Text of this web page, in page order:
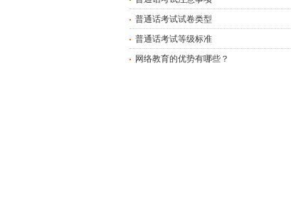
普通话考试试卷类型
普通话考试等级标准
网络教育的优势有哪些？